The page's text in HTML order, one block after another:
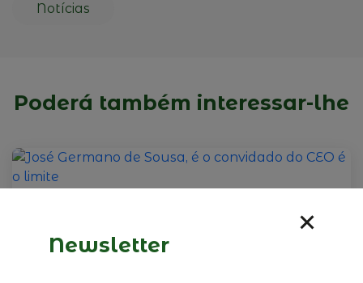
Notícias
Poderá também interessar-lhe
Newsletter